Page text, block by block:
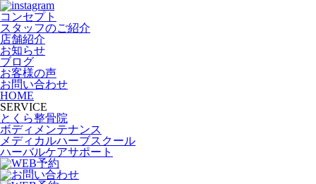
コンセプト
スタッフのご紹介
店舗紹介
お知らせ
ブログ
お客様の声
お問い合わせ
HOME
SERVICE
とくら整骨院
ボディメンテナンス
メディカルハーブスクール
ハーバルケアサポート